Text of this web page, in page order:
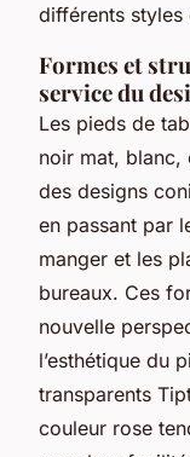
différents styles
Formes et
service du
Les pieds de
noir mat, blanc,
des designs
en passant par
manger et les
bureaux. Ces
nouvelle
l’esthétique du
transparents
couleur rose